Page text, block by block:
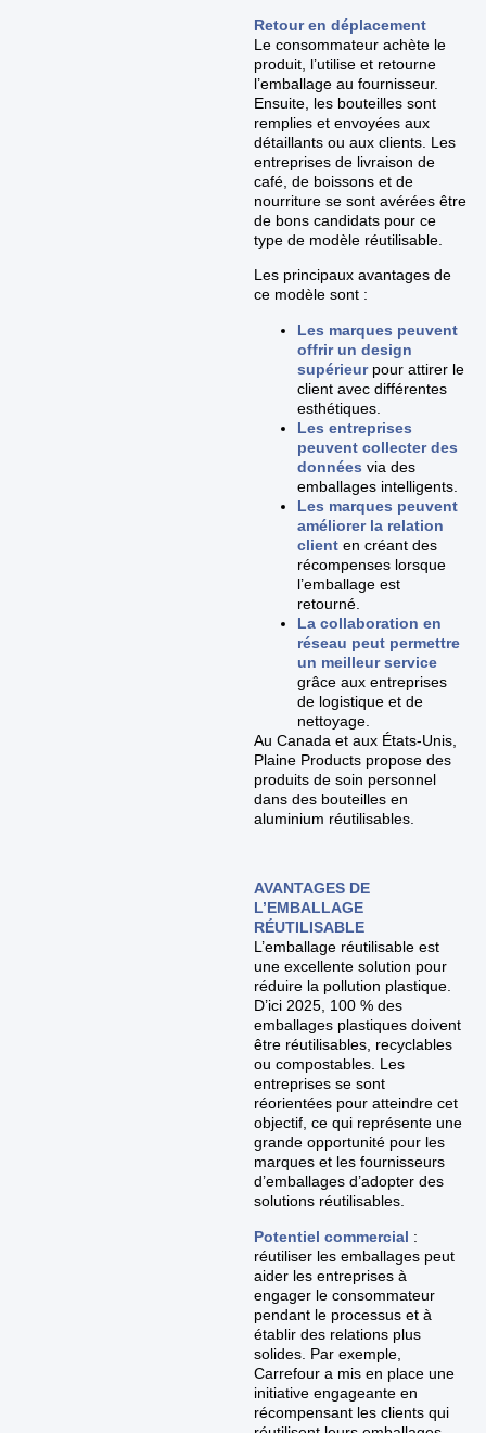
Retour en déplacement
Le consommateur achète le
produit, l’utilise et retourne
l’emballage au fournisseur.
Ensuite, les bouteilles sont
remplies et envoyées aux
détaillants ou aux clients. Les
entreprises de livraison de
café, de boissons et de
nourriture se sont avérées être
de bons candidats pour ce
type de modèle réutilisable.
Les principaux avantages de
ce modèle sont :
Les marques peuvent
offrir un design
supérieurpour attirer le
client avec différentes
esthétiques.
Les entreprises
peuvent collecter des
données via des
emballages intelligents.
Les marques peuvent
améliorer la relation
client en créant des
récompenses lorsque
l’emballage est
retourné.
La collaboration en
réseau peut permettre
un meilleur service
grâce aux entreprises
de logistique et de
nettoyage.
Au Canada et aux États-Unis,
Plaine Products propose des
produits de soin personnel
dans des bouteilles en
aluminium réutilisables.
AVANTAGES DE
L’EMBALLAGE
RÉUTILISABLE
L’emballage réutilisable est
une excellente solution pour
réduire la pollution plastique.
D’ici 2025, 100 % des
emballages plastiques doivent
être réutilisables, recyclables
ou compostables. Les
entreprises se sont
réorientées pour atteindre cet
objectif, ce qui représente une
grande opportunité pour les
marques et les fournisseurs
d’emballages d’adopter des
solutions réutilisables.
Potentiel commercial :
réutiliser les emballages peut
aider les entreprises à
engager le consommateur
pendant le processus et à
établir des relations plus
solides. Par exemple,
Carrefour a mis en place une
initiative engageante en
récompensant les clients qui